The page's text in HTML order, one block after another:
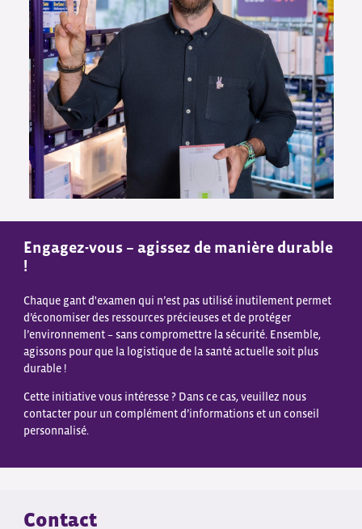
Engagez-vous – agissez de manière durable
!
Chaque gant d'examen qui n’est pas utilisé inutilement permet
d’économiser des ressources précieuses et de protéger
l’environnement – sans compromettre la sécurité. Ensemble,
agissons pour que la logistique de la santé actuelle soit plus
durable !
Cette initiative vous intéresse ? Dans ce cas, veuillez nous
contacter pour un complément d’informations et un conseil
personnalisé.
Contact